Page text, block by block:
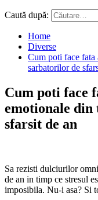
Caută după:
Home
Diverse
Cum poti face
sarbatorilor de
Cum poti face
emotionale
sfarsit de an
Sa rezisti dulciurilor
de an in timp ce stresul
imposibila. Nu-i asa? Si